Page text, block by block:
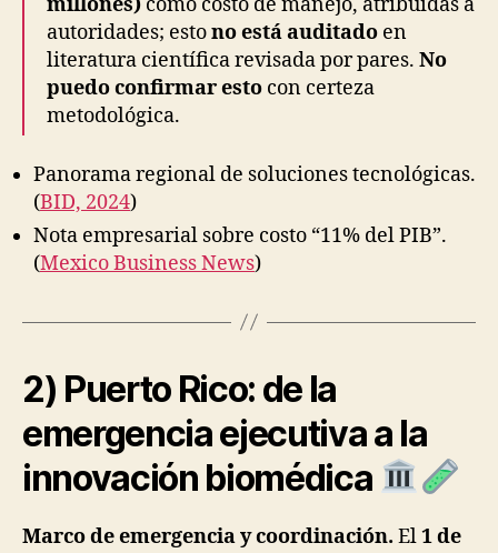
millones) como costo de manejo, atribuidas a
autoridades; estono está auditado en
literatura científica revisada por pares. No
puedo confirmar esto con certeza
metodológica.
Panorama regional de soluciones tecnológicas.
(BID, 2024)
Nota empresarial sobre costo “11% del PIB”.
(Mexico Business News)
2) Puerto Rico: de la
emergencia ejecutiva a la
innovación biomédica
Marco de emergencia y coordinación. El1 de